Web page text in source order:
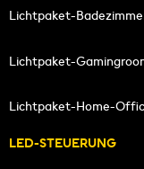
Lichtpaket-
Lichtpaket-
Lichtpaket-Home-
LED-STEUERUNG